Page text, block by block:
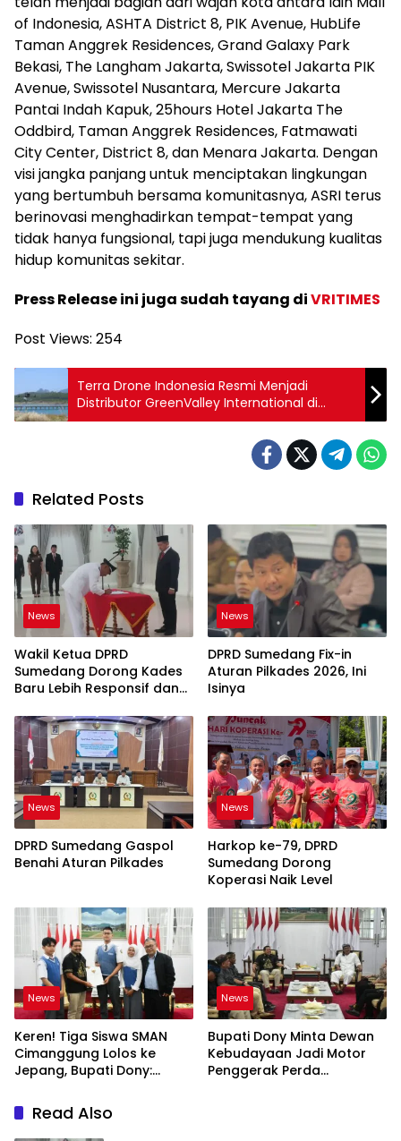
of Indonesia, ASHTA District 8, PIK Avenue, HubLife
Taman Anggrek Residences, Grand Galaxy Park
Bekasi, The Langham Jakarta, Swissotel Jakarta PIK
Avenue, Swissotel Nusantara, Mercure Jakarta
Pantai Indah Kapuk, 25hours Hotel Jakarta The
Oddbird, Taman Anggrek Residences, Fatmawati
City Center, District 8, dan Menara Jakarta. Dengan
visi jangka panjang untuk menciptakan lingkungan
yang bertumbuh bersama komunitasnya, ASRI terus
berinovasi menghadirkan tempat-tempat yang
tidak hanya fungsional, tapi juga mendukung kualitas
hidup komunitas sekitar.
Press Release ini juga sudah tayang diVRITIMES
Post Views: 254
Terra Drone Indonesia Resmi Menjadi
Distributor GreenValley International di
Indonesia
Related Posts
News
Wakil Ketua DPRD
Sumedang Dorong Kades
Baru Lebih Responsif dan
News
DPRD Sumedang Fix-in
Aturan Pilkades 2026, Ini
Isinya
News
DPRD Sumedang Gaspol
Benahi Aturan Pilkades
News
Harkop ke-79, DPRD
Sumedang Dorong
Koperasi Naik Level
News
Keren! Tiga Siswa SMAN
Cimanggung Lolos ke
Jepang, Bupati Dony:
News
Bupati Dony Minta Dewan
Kebudayaan Jadi Motor
Penggerak Perda
Read Also